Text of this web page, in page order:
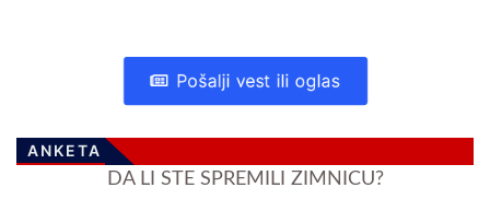
Pošalji vest ili oglas
ANKETA
DA LI STE SPREMILI ZIMNICU?